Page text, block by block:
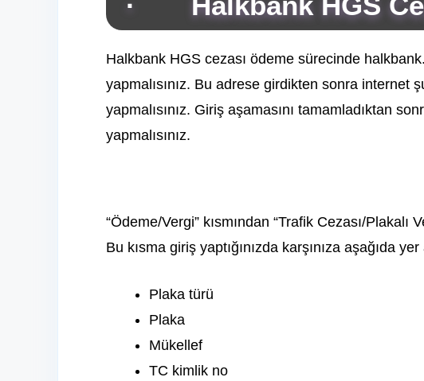
Halkbank HGS cezası ödeme sürecinde
yapmalısınız. Bu adrese girdikten sonra internet
yapmalısınız. Giriş aşamasını tamamladıktan
yapmalısınız.
“Ödeme/Vergi” kısmından “Trafik Cezası/
Bu kısma giriş yaptığınızda karşınıza aşağıda
Plaka türü
Plaka
Mükellef
TC kimlik no